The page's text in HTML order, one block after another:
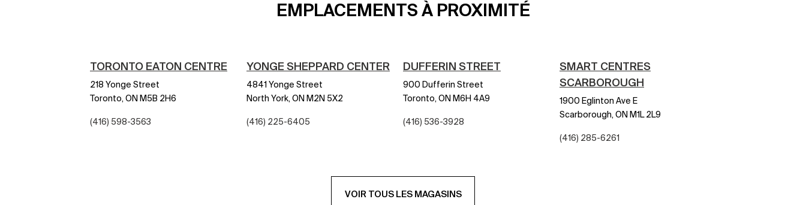
EMPLACEMENTS À PROXIMITÉ
TORONTO EATON CENTRE
218 Yonge Street
Toronto, ON M5B 2H6
(416) 598-3563
YONGE SHEPPARD CENTER
4841 Yonge Street
North York, ON M2N 5X2
(416) 225-6405
DUFFERIN STREET
900 Dufferin Street
Toronto, ON M6H 4A9
(416) 536-3928
SMART CENTRES
SCARBOROUGH
1900 Eglinton Ave E
Scarborough, ON M1L 2L9
(416) 285-6261
VOIR TOUS LES MAGASINS